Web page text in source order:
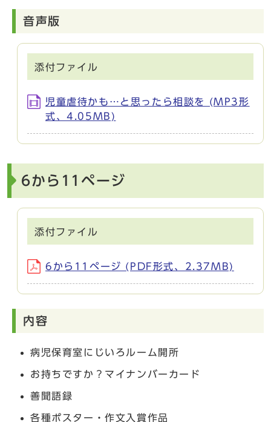
音声版
添付ファイル
児童虐待かも…と思ったら相談を (MP3形
式、4.05MB)
6から11ページ
添付ファイル
6から11ページ (PDF形式、2.37MB)
内容
病児保育室にじいろルーム開所
お持ちですか？マイナンバーカード
善聞語録
各種ポスター・作文入賞作品